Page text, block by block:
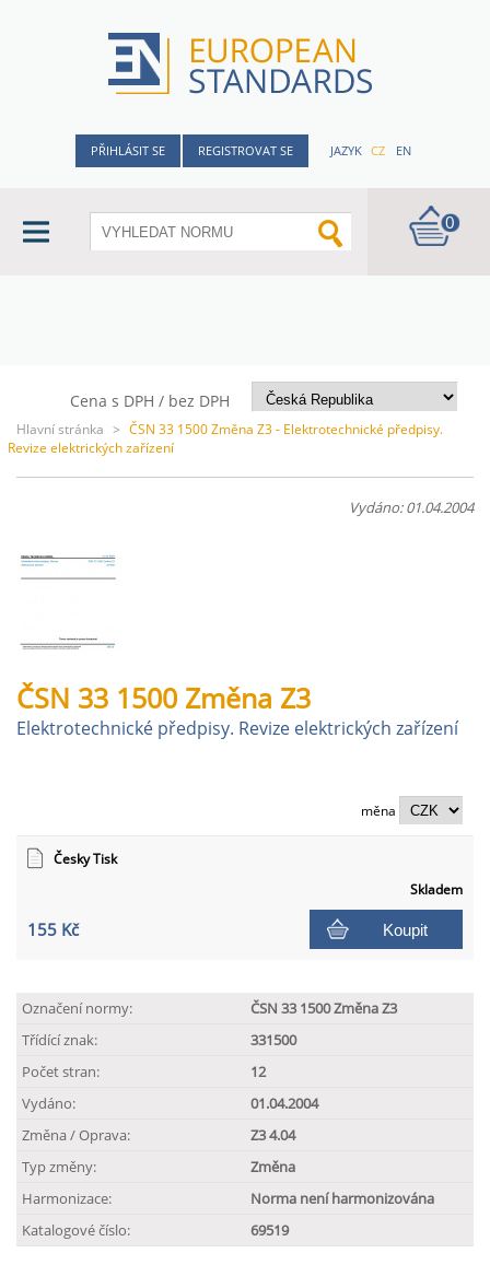
PŘIHLÁSIT SE REGISTROVAT SE JAZYK CZ EN
0
Cena s DPH / bez DPH
Hlavní stránka > ČSN 33 1500 Změna Z3 - Elektrotechnické předpisy.
Revize elektrických zařízení
Vydáno: 01.04.2004
ČSN 33 1500 Změna Z3
Elektrotechnické předpisy. Revize elektrických zařízení
měna
Česky Tisk
Skladem
155 Kč Koupit
Označení normy:
ČSN 33 1500 Změna Z3
Třídící znak:
331500
Počet stran:
12
Vydáno:
01.04.2004
Změna / Oprava:
Z3 4.04
Typ změny:
Změna
Harmonizace:
Norma není harmonizována
Katalogové číslo:
69519